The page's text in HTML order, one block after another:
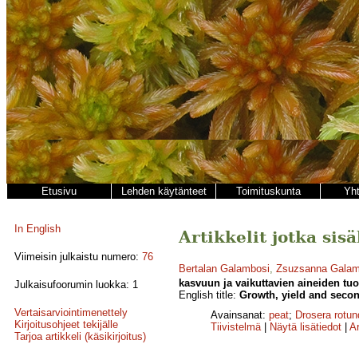
Etusivu Lehden käytänteet Toimituskunta
In English
Viimeisin julkaistu numero: 76
Julkaisufoorumin luokka: 1
Vertaisarviointimenettely
Kirjoitusohjeet tekijälle
Tarjoa artikkeli (käsikirjoitus)
Artikkelit jotka
Bertalan Galambosi, Zsuzsanna
kasvuun ja vaikuttavien aineiden
English title: Growth, yield and
Avainsanat: peat; Drosera
Tiivistelmä| Näytä lisätiedot